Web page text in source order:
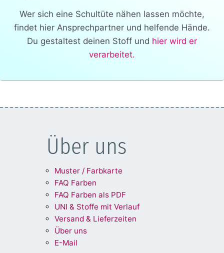
Wer sich eine Schultüte nähen lassen möchte,
findet hier Ansprechpartner und helfende Hände.
Du gestaltest deinen Stoff und hier wird er
verarbeitet.
Über uns
Muster / Farbkarte
FAQ Farben
FAQ Farben als PDF
UNI & Stoffe mit Verlauf
Versand & Lieferzeiten
Über uns
E-Mail